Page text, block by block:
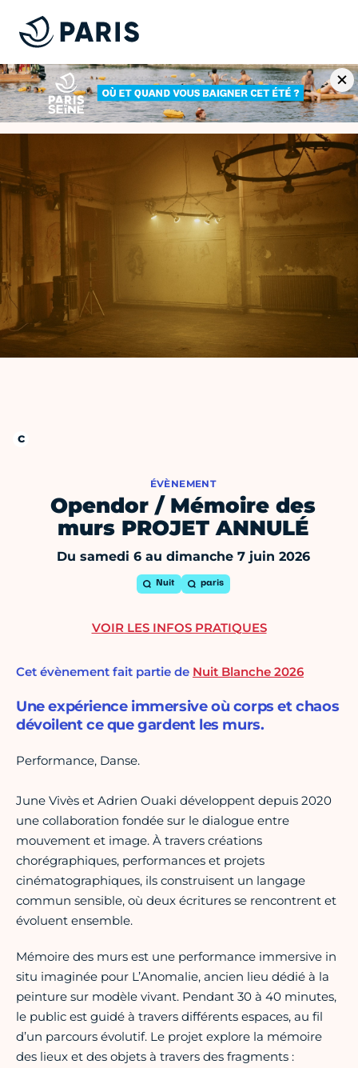
ÉVÈNEMENT
Opendor / Mémoire des
murs PROJET ANNULÉ
Du samedi 6 au dimanche 7 juin 2026
Nuit paris
Cet évènement fait partie de Nuit Blanche 2026
Une expérience immersive où corps et chaos
dévoilent ce que gardent les murs.
Performance, Danse.
June Vivès et Adrien Ouaki développent depuis 2020
une collaboration fondée sur le dialogue entre
mouvement et image. À travers créations
chorégraphiques, performances et projets
cinématographiques, ils construisent un langage
commun sensible, où deux écritures se rencontrent et
évoluent ensemble.
Mémoire des murs est une performance immersive in
situ imaginée pour L’Anomalie, ancien lieu dédié à la
peinture sur modèle vivant. Pendant 30 à 40 minutes,
le public est guidé à travers différents espaces, au fil
d’un parcours évolutif. Le projet explore la mémoire
des lieux et des objets à travers des fragments :
VOIR LES INFOS PRATIQUES